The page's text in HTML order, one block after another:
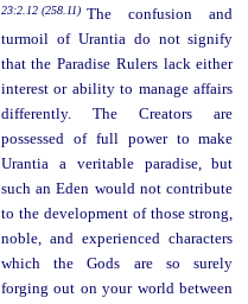
23:2.12 (258.11) The confusion and
turmoil of Urantia do not signify
that the Paradise Rulers lack either
interest or ability to manage affairs
differently. The Creators are
possessed of full power to make
Urantia a veritable paradise, but
such an Eden would not contribute
to the development of those strong,
noble, and experienced characters
which the Gods are so surely
forging out on your world between